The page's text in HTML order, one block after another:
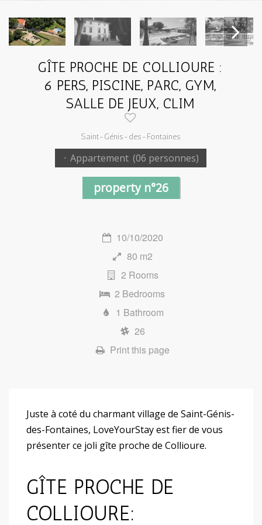
GÎTE PROCHE DE COLLIOURE :
6 PERS, PISCINE, PARC, GYM,
SALLE DE JEUX, CLIM
Saint-Génis-des-Fontaines
· Appartement (06 personnes)
property n°26
10/10/2020
80 m2
2 Rooms
2 Bedrooms
1 Bathroom
26
Print this page
Juste à coté du charmant village de Saint-Génis-
des-Fontaines, LoveYourStay est fier de vous
présenter ce joli gîte proche de Collioure.
GÎTE PROCHE DE
COLLIOURE: